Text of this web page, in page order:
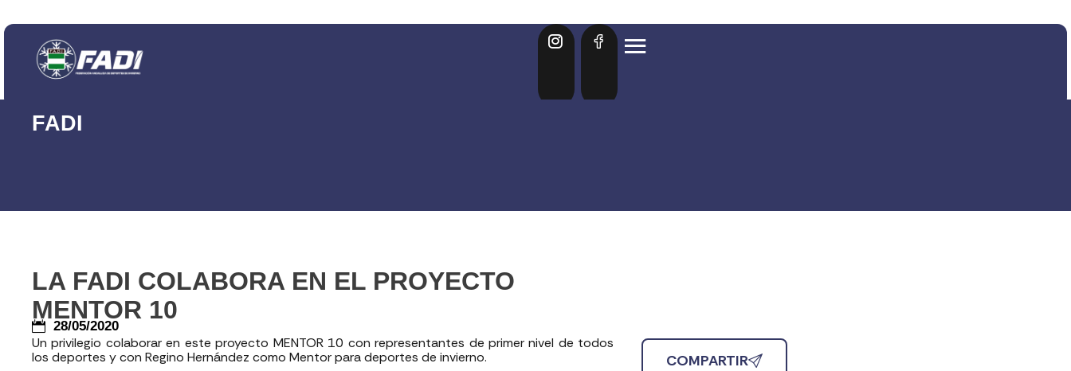
FADI
LA FADI COLABORA EN EL PROYECTO
MENTOR 10
28/05/2020
Un privilegio colaborar en este proyecto MENTOR 10 con representantes de primer nivel de todos
los deportes y con Regino Hernández como Mentor para deportes de invierno.
COMPARTIR